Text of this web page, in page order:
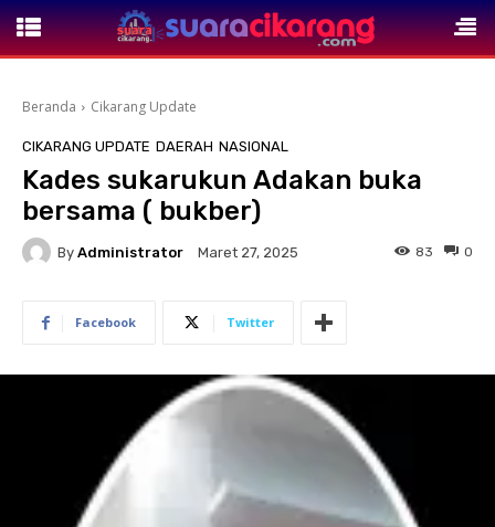
Beranda Cikarang Update
CIKARANG UPDATE DAERAH NASIONAL
Kades sukarukun Adakan buka
bersama ( bukber)
By Administrator Maret 27, 2025 0
83
Facebook Twitter